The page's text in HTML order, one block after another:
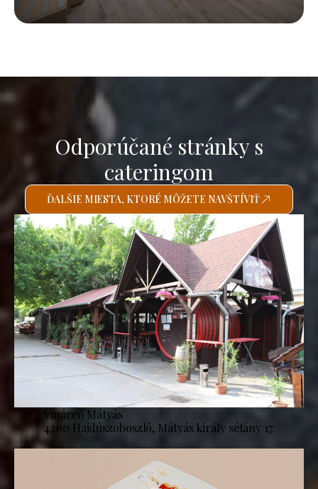
Odporúčané stránky s
cateringom
ĎALŠIE MIESTA, KTORÉ MÔŽETE NAVŠTÍVIŤ
Vináreň Mátyás
4200 Hajdúszoboszló, Mátyás király sétány 17.